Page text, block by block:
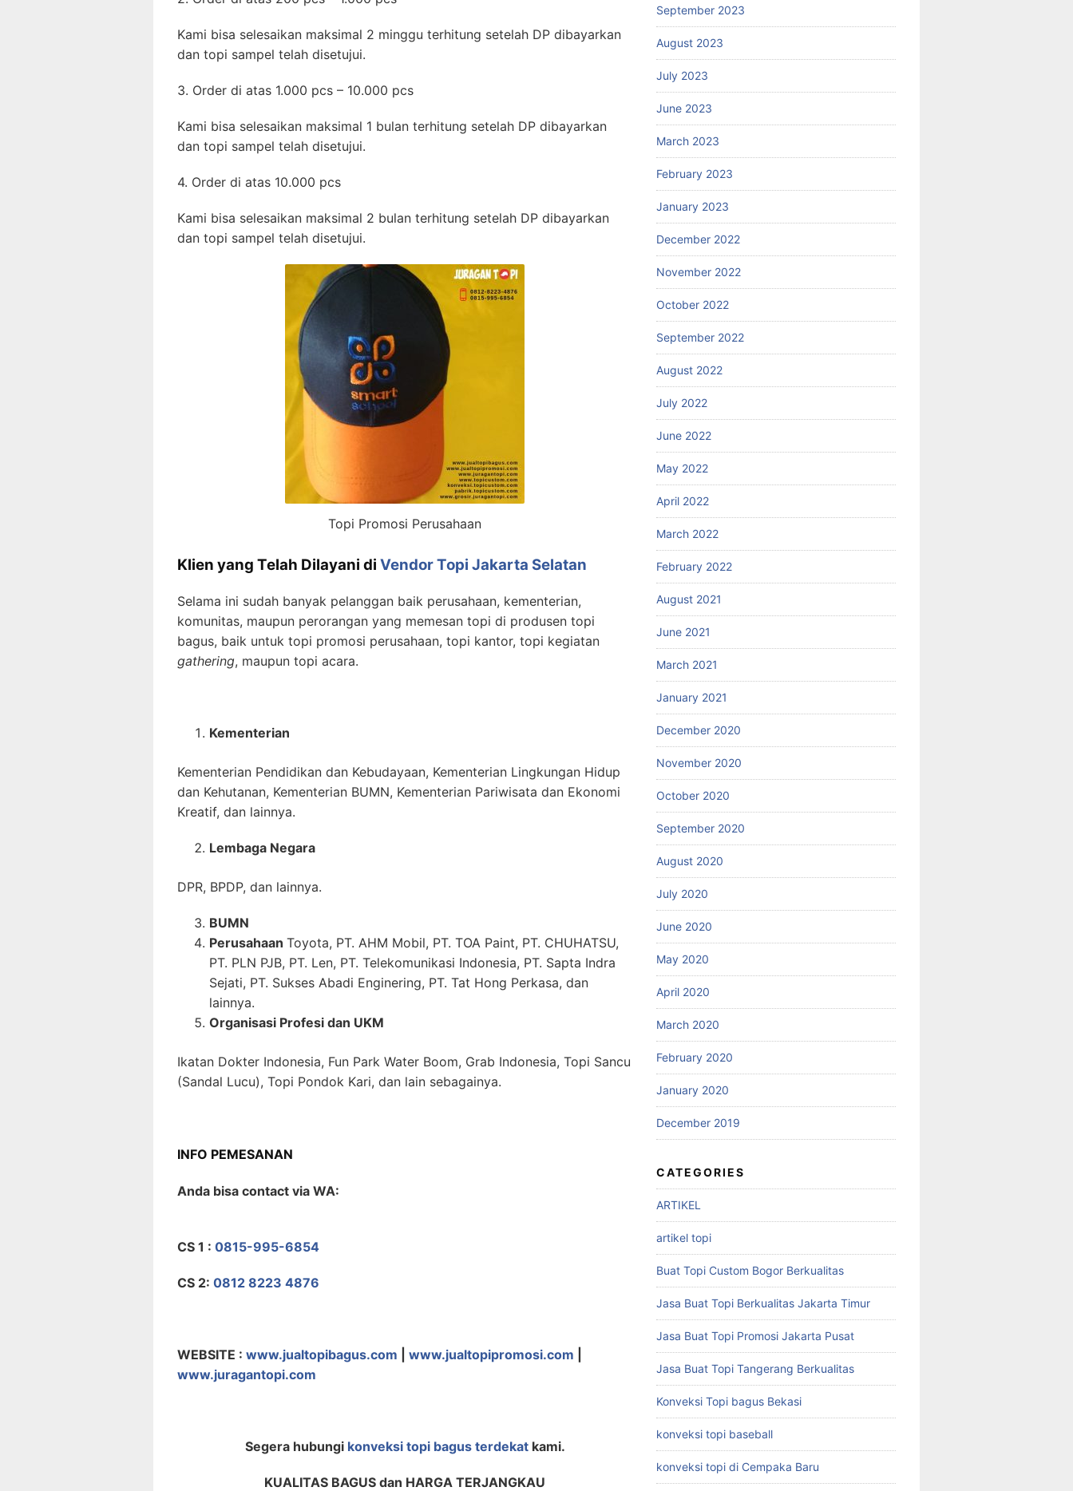
Kami bisa selesaikan maksimal 2 minggu terhitung setelah DP dibayarkan
dan topi sampel telah disetujui.
3. Order di atas 1.000 pcs – 10.000 pcs
Kami bisa selesaikan maksimal 1 bulan terhitung setelah DP dibayarkan
dan topi sampel telah disetujui.
4. Order di atas 10.000 pcs
Kami bisa selesaikan maksimal 2 bulan terhitung setelah DP dibayarkan
dan topi sampel telah disetujui.
Topi Promosi Perusahaan
Klien yang Telah Dilayani di Vendor Topi Jakarta Selatan
Selama ini sudah banyak pelanggan baik perusahaan, kementerian,
komunitas, maupun perorangan yang memesan topi di produsen topi
bagus, baik untuk topi promosi perusahaan, topi kantor, topi kegiatan
gathering, maupun topi acara.
Kementerian
Kementerian Pendidikan dan Kebudayaan, Kementerian Lingkungan Hidup
dan Kehutanan, Kementerian BUMN, Kementerian Pariwisata dan Ekonomi
Kreatif, dan lainnya.
Lembaga Negara
DPR, BPDP, dan lainnya.
BUMN
Perusahaan Toyota, PT. AHM Mobil, PT. TOA Paint, PT. CHUHATSU,
PT. PLN PJB, PT. Len, PT. Telekomunikasi Indonesia, PT. Sapta Indra
Sejati, PT. Sukses Abadi Enginering, PT. Tat Hong Perkasa, dan
lainnya.
Organisasi Profesi dan UKM
Ikatan Dokter Indonesia, Fun Park Water Boom, Grab Indonesia, Topi Sancu
(Sandal Lucu), Topi Pondok Kari, dan lain sebagainya.
INFO PEMESANAN
Anda bisa contact via WA:
CS 1 : 0815-995-6854
CS 2: 0812 8223 4876
WEBSITE : www.jualtopibagus.com www.jualtopipromosi.com
www.juragantopi.com
Segera hubungi konveksi topi bagus terdekatkami.
KUALITAS BAGUS dan HARGA TERJANGKAU
September 2023
August 2023
July 2023
June 2023
March 2023
February 2023
January 2023
December 2022
November 2022
October 2022
September 2022
August 2022
July 2022
June 2022
May 2022
April 2022
March 2022
February 2022
August 2021
June 2021
March 2021
January 2021
December 2020
November 2020
October 2020
September 2020
August 2020
July 2020
June 2020
May 2020
April 2020
March 2020
February 2020
January 2020
December 2019
CATEGORIES
ARTIKEL
artikel topi
Buat Topi Custom Bogor Berkualitas
Jasa Buat Topi Berkualitas Jakarta Timur
Jasa Buat Topi Promosi Jakarta Pusat
Jasa Buat Topi Tangerang Berkualitas
Konveksi Topi bagus Bekasi
konveksi topi baseball
konveksi topi di Cempaka Baru